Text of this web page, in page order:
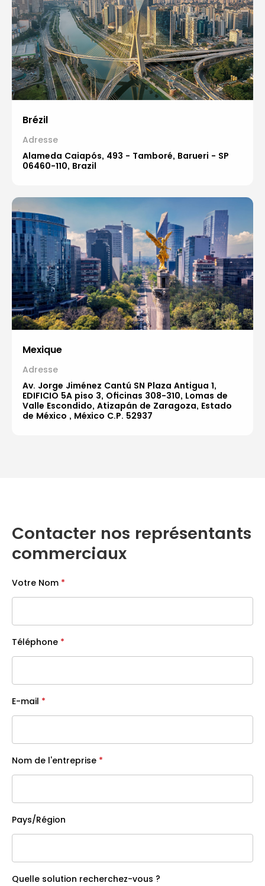
Brézil
Adresse
Alameda Caiapós, 493 - Tamboré, Barueri - SP
06460-110, Brazil
Mexique
Adresse
Av. Jorge Jiménez Cantú SN Plaza Antigua 1,
EDIFICIO 5A piso 3, Oficinas 308-310, Lomas de
Valle Escondido, Atizapán de Zaragoza, Estado
de México , México C.P. 52937
Contacter nos représentants
commerciaux
Votre Nom *
Téléphone *
E-mail *
Nom de l‘entreprise *
Pays/Région
Quelle solution recherchez-vous ?